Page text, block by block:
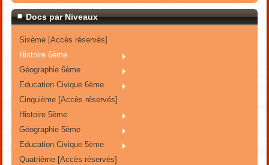
Docs par Niveaux
Sixème [Accès réservés]
Histoire 6ème
Géographie 6ème
Education Civique 6ème
Cinquième [Accès réservés]
Histoire 5ème
Géographie 5ème
Education Civique 5ème
Quatrième [Accès réservés]